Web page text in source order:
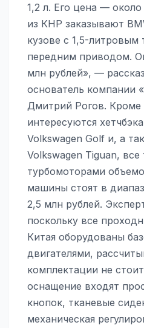
1,2 л. Его цена —
из КНР заказывают
кузове с 1,5-
передним приводом.
млн рублей», —
основатель компании
Дмитрий Рогов. Кроме
интересуются
Volkswagen Golf и, а
Volkswagen Tiguan,
турбомоторами
машины стоят в
2,5 млн рублей.
поскольку все
Китая оборудованы
двигателями,
комплектации не
оснащение входят
кнопок, тканевые
механическая